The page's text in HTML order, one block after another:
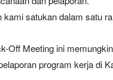
satukan dalam satu
Off Meeting ini
program kerja di